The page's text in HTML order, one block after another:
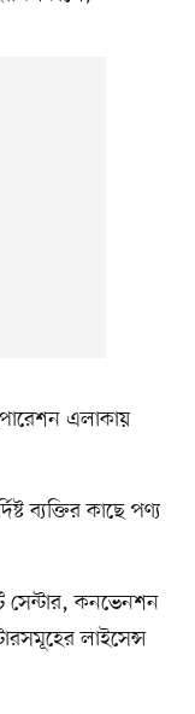
এলাকায়
ব্যক্তির কাছে পণ্য
সেন্টার, কনভেনশন
লাইসেন্স